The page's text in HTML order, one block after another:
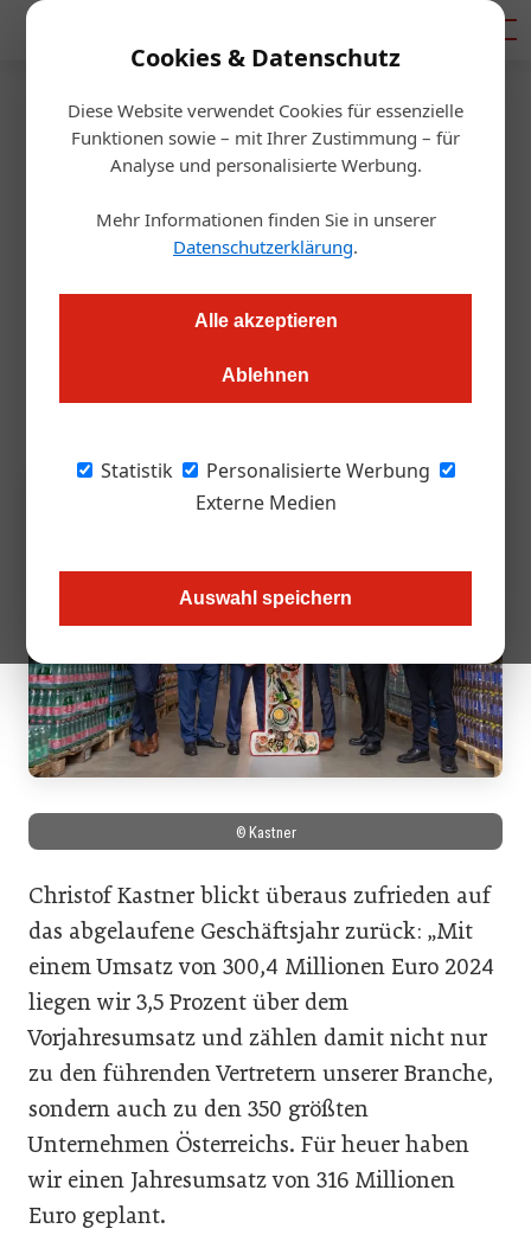
Cookies & Datenschutz
Diese Website verwendet Cookies für essenzielle
Funktionen sowie – mit Ihrer Zustimmung – für
Analyse und personalisierte Werbung.
Mehr Informationen finden Sie in unserer
Datenschutzerklärung.
Alle akzeptieren
Ablehnen
Statistik
Personalisierte Werbung
Externe Medien
Auswahl speichern
Startseite Handel
Gastro-Großhandel
Kastner zündet Umsatz-Turbo
23.01.2025, 13:00 Uhr
Umsatzschallmauer und stellt ein neues Convenience-
Konzept für die Gastronomie vor.
© Kastner
Christof Kastner blickt überaus zufrieden auf
das abgelaufene Geschäftsjahr zurück: „Mit
einem Umsatz von 300,4 Millionen Euro 2024
liegen wir 3,5 Prozent über dem
Vorjahresumsatz und zählen damit nicht nur
zu den führenden Vertretern unserer Branche,
sondern auch zu den 350 größten
Unternehmen Österreichs. Für heuer haben
wir einen Jahresumsatz von 316 Millionen
Euro geplant.